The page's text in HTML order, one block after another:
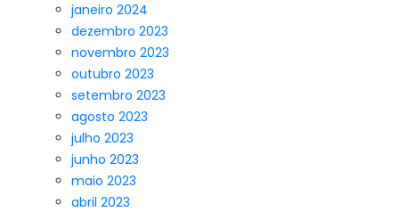
janeiro 2024
dezembro 2023
novembro 2023
outubro 2023
setembro 2023
agosto 2023
julho 2023
junho 2023
maio 2023
abril 2023